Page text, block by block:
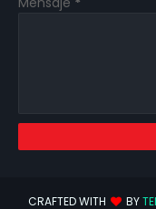
CRAFTED WITH BY